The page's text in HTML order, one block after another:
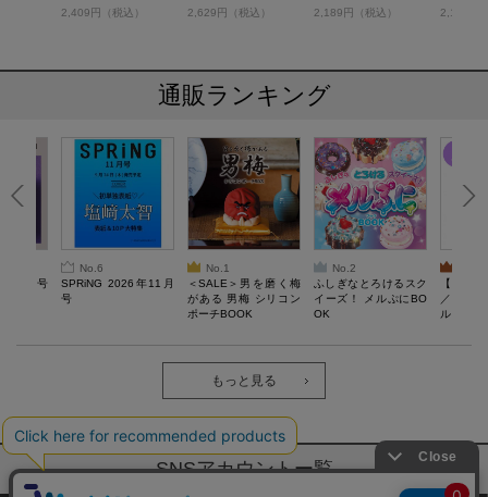
ed by LOVELESS CU
2,409円（税込） 2,629円（税込）
2,189円（税込）
2,189円
通販ランキング
10月号
No.6
SPRiNG 2026年11月
号
No.1
＜SALE＞男を磨く梅
がある 男梅 シリコン
ポーチBOOK
No.2
ふしぎなとろけるスク
イーズ！ メルぷにBO
OK
【
／Lサ
ル）【
労回復ウ
もっと見る
SNSアカウントー覧